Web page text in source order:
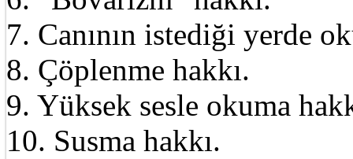
7. Canının istediği yerde
8. Çöplenme hakkı.
9. Yüksek sesle okuma
10. Susma hakkı.